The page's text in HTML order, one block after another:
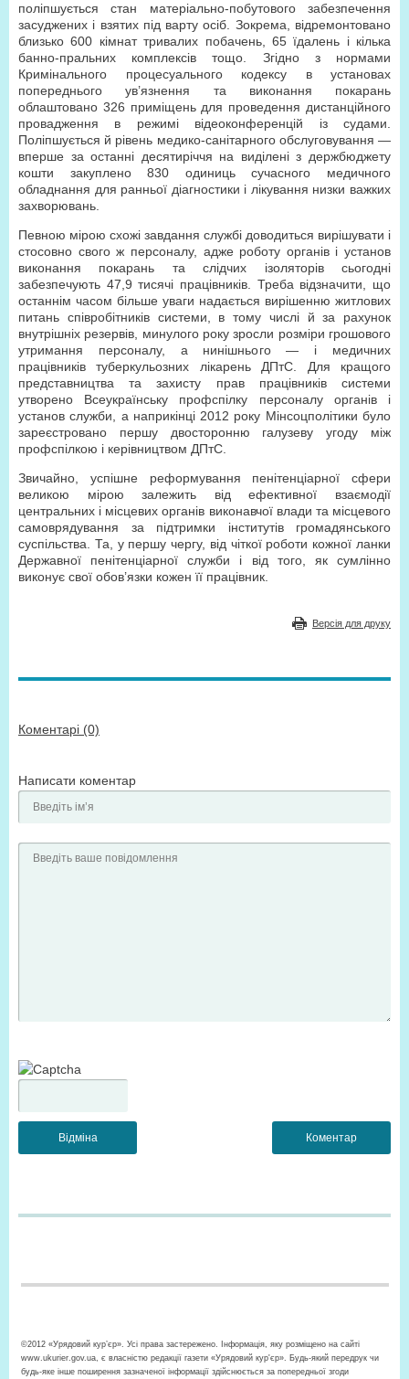
поліпшується стан матеріально-побутового забезпечення
засуджених і взятих під варту осіб. Зокрема, відремонтовано
близько 600 кімнат тривалих побачень, 65 їдалень і кілька
банно-пральних комплексів тощо. Згідно з нормами
Кримінального процесуального кодексу в установах
попереднього ув’язнення та виконання покарань
облаштовано 326 приміщень для проведення дистанційного
провадження в режимі відеоконференцій із судами.
Поліпшується й рівень медико-санітарного обслуговування —
вперше за останні десятиріччя на виділені з держбюджету
кошти закуплено 830 одиниць сучасного медичного
обладнання для ранньої діагностики і лікування низки важких
захворювань.
Певною мірою схожі завдання службі доводиться вирішувати і
стосовно свого ж персоналу, адже роботу органів і установ
виконання покарань та слідчих ізоляторів сьогодні
забезпечують 47,9 тисячі працівників. Треба відзначити, що
останнім часом більше уваги надається вирішенню житлових
питань співробітників системи, в тому числі й за рахунок
внутрішніх резервів, минулого року зросли розміри грошового
утримання персоналу, а нинішнього — і медичних
працівників туберкульозних лікарень ДПтС. Для кращого
представництва та захисту прав працівників системи
утворено Всеукраїнську профспілку персоналу органів і
установ служби, а наприкінці 2012 року Мінсоцполітики було
зареєстровано першу двосторонню галузеву угоду між
профспілкою і керівництвом ДПтС.
Звичайно, успішне реформування пенітенціарної сфери
великою мірою залежить від ефективної взаємодії
центральних і місцевих органів виконавчої влади та місцевого
самоврядування за підтримки інститутів громадянського
суспільства. Та, у першу чергу, від чіткої роботи кожної ланки
Державної пенітенціарної служби і від того, як сумлінно
виконує свої обов’язки кожен її працівник.
Версія для друку
Коментарі (0)
Написати коментар
©2012 «Урядовий кур’єр». Усі права застережено. Інформація, яку розміщено на сайті
www.ukurier.gov.ua, є власністю редакції газети «Урядовий кур'єр». Будь-який передрук чи
будь-яке інше поширення зазначеної інформації здійснюється за попередньої згоди